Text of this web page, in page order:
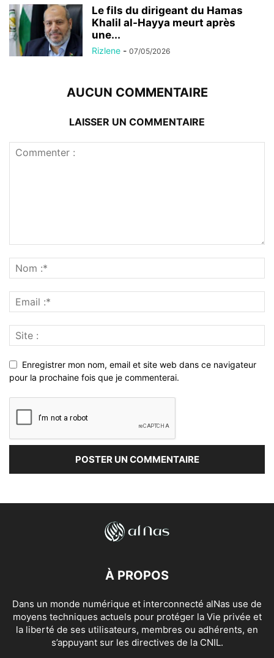
Le fils du dirigeant du Hamas
Khalil al-Hayya meurt après
une...
Rizlene - 07/05/2026
AUCUN COMMENTAIRE
LAISSER UN COMMENTAIRE
Enregistrer mon nom, email et site web dans ce navigateur
pour la prochaine fois que je commenterai.
À PROPOS
Dans un monde numérique et interconnecté alNas use de
moyens techniques actuels pour protéger la Vie privée et
la liberté de ses utilisateurs, membres ou adhérents, en
s’appuyant sur les directives de la CNIL.